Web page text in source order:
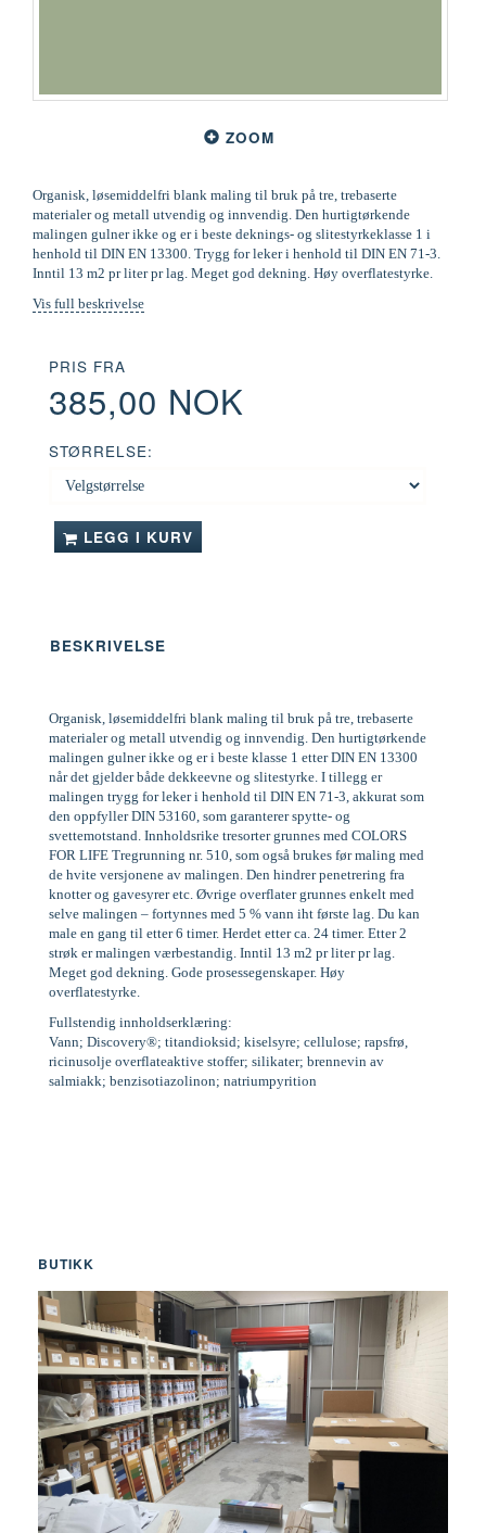
ZOOM
Organisk, løsemiddelfri blank maling til bruk på tre, trebaserte
materialer og metall utvendig og innvendig. Den hurtigtørkende
malingen gulner ikke og er i beste deknings- og slitestyrkeklasse 1 i
henhold til DIN EN 13300. Trygg for leker i henhold til DIN EN 71-3.
Inntil 13 m2 pr liter pr lag. Meget god dekning. Høy overflatestyrke.
Vis full beskrivelse
PRIS FRA
385,00 NOK
STØRRELSE:
LEGG I KURV
BESKRIVELSE
Organisk, løsemiddelfri blank maling til bruk på tre, trebaserte
materialer og metall utvendig og innvendig. Den hurtigtørkende
malingen gulner ikke og er i beste klasse 1 etter DIN EN 13300
når det gjelder både dekkeevne og slitestyrke. I tillegg er
malingen trygg for leker i henhold til DIN EN 71-3, akkurat som
den oppfyller DIN 53160, som garanterer spytte- og
svettemotstand. Innholdsrike tresorter grunnes med COLORS
FOR LIFE Tregrunning nr. 510, som også brukes før maling med
de hvite versjonene av malingen. Den hindrer penetrering fra
knotter og gavesyrer etc. Øvrige overflater grunnes enkelt med
selve malingen – fortynnes med 5 % vann iht første lag. Du kan
male en gang til etter 6 timer. Herdet etter ca. 24 timer. Etter 2
strøk er malingen værbestandig. Inntil 13 m2 pr liter pr lag.
Meget god dekning. Gode prosessegenskaper. Høy
overflatestyrke.
Fullstendig innholdserklæring:
Vann; Discovery®; titandioksid; kiselsyre; cellulose; rapsfrø,
ricinusolje overflateaktive stoffer; silikater; brennevin av
salmiakk; benzisotiazolinon; natriumpyrition
BUTIKK